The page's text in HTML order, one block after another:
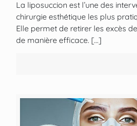
La liposuccion est l’une des
chirurgie esthétique les plus
Elle permet de retirer les excès
de manière efficace. […]